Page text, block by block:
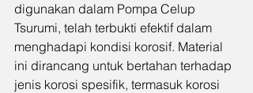
digunakan dalam Pompa Celup
Tsurumi, telah terbukti efektif dalam
menghadapi kondisi korosif. Material
ini dirancang untuk bertahan terhadap
jenis korosi spesifik, termasuk korosi